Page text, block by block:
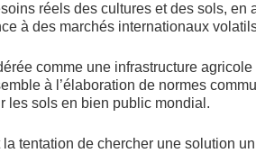
réels des cultures et des sols,
à des marchés internationaux
comme une infrastructure
à l’élaboration de normes
les sols en bien public mondial.
tentation de chercher une solution